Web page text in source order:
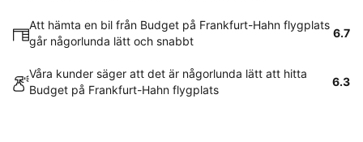
Att hämta en bil från Budget på Frankfurt-Hahn flygplats
går någorlunda lätt och snabbt
6.7
Våra kunder säger att det är någorlunda lätt att hitta
Budget på Frankfurt-Hahn flygplats
6.3